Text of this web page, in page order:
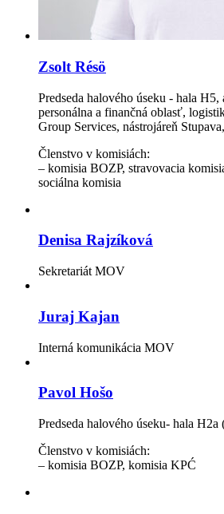
Zsolt Résö
Predseda halového úseku - hala H5,
personálna a finančná oblasť,
Group Services, nástrojáreň
Členstvo v komisiách:
– komisia BOZP, stravovacia
sociálna komisia
Denisa Rajzíková
Sekretariát MOV
Juraj Kajan
Interná komunikácia MOV
Pavol Hošo
Predseda halového úseku- hala
Členstvo v komisiách:
– komisia BOZP, komisia KPĆ